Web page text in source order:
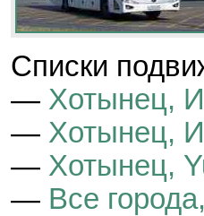
Cписки
— Хотынец,
— Хотынец,
— Хотынец,
— Все